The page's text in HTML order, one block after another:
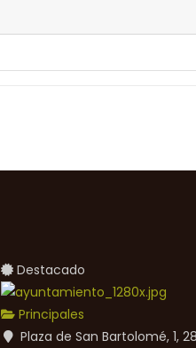
Destacado
Principales
Plaza de San Bartolomé, 1,